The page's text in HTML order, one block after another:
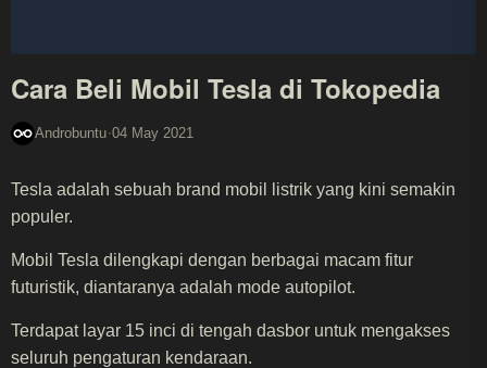
Cara Beli Mobil Tesla di Tokopedia
Androbuntu·04 May 2021
Tesla adalah sebuah brand mobil listrik yang kini semakin
populer.
Mobil Tesla dilengkapi dengan berbagai macam fitur
futuristik, diantaranya adalah mode autopilot.
Terdapat layar 15 inci di tengah dasbor untuk mengakses
seluruh pengaturan kendaraan.